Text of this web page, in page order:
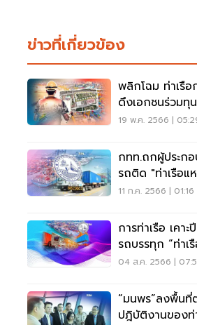
ข่าวที่เกี่ยวข้อง
พลิกโฉม ท่าเรื
ดึงเอกชนร่วมทุ
พาณิชย์
19 พ.ค. 2566 |
กทท.ถกผู้ประก
รถติด "ท่าเรือแ
11 ก.ค. 2566 | 01:16
การท่าเรือ เคา
รถบรรทุก “ท่า
90 ไร่
04 ส.ค. 2566 |
“มนพร”ลงพื้นที่
ปฎิบัติงานของท่